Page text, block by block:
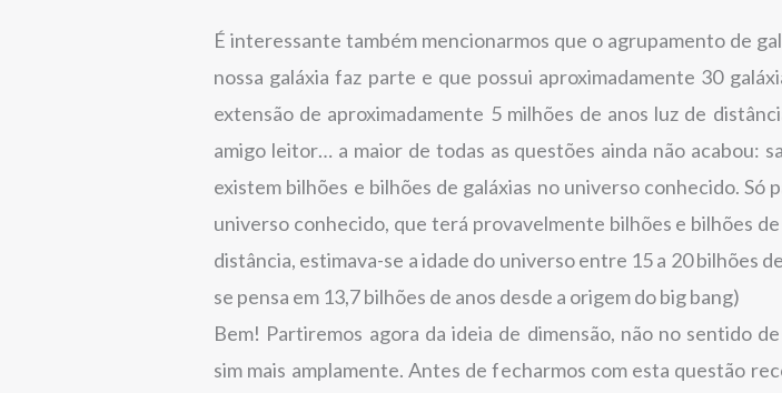
É interessante também mencionarmos que o agrupamento de
nossa galáxia faz parte e que possui aproximadamente 30
extensão de aproximadamente 5 milhões de anos luz de
amigo leitor… a maior de todas as questões ainda não acabou:
existem bilhões e bilhões de galáxias no universo conhecido. Só
universo conhecido, que terá provavelmente bilhões e bilhões de
distância, estimava-se a idade do universo entre 15 a 20 bilhões
se pensa em 13,7 bilhões de anos desde a origem do big bang)
Bem! Partiremos agora da ideia de dimensão, não no sentido
sim mais amplamente. Antes de fecharmos com esta questão